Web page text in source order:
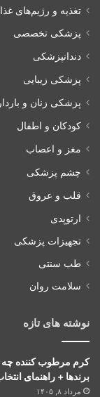
تغذیه و رژیم‌های
پزشکی تخصصی
دندانپزشکی
پزشکی زیبایی
پزشکی زنان و
کودکان و اطفال
مغز و اعصاب
چشم پزشکی
قلب و عروق
ارتوپدی
تجهیزات پزشکی
طب سنتی
سلامت روان
نوشته های تازه
کرم مرطوب کننده چه
برندها + راهنمای
مرداد ۸, ۱۴۰۵